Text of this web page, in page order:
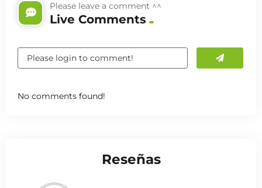
Please leave a comment ^^
Live Comments
No comments found!
Reseñas